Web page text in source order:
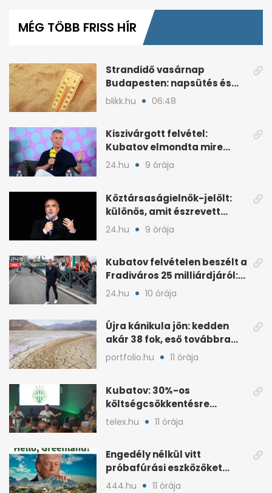
54
seconds
MÉG TÖBB FRISS HÍR
Strandidő vasárnap
Budapesten: napsütés és
akár 33 fok is jöhet
blikk.hu 06:48
Kiszivárgott felvétel:
Kubatov elmondta mire
ment el a Fradiváros 25
milliárd forintja
24.hu 9 órája
Köztársaságielnök-jelölt:
különös, amit észrevett
Török Gábor
24.hu 9 órája
Kubatov felvételen beszélt a
Fradiváros 25 milliárdjáról:
mire ment el
24.hu 10 órája
Újra kánikula jön: kedden
akár 38 fok, eső továbbra
sem várható
portfolio.hu 11 órája
Kubatov: 30%-os
költségcsökkentésre
készülhet a Ferencváros
telex.hu 11 órája
Engedély nélkül vitt
próbafúrási eszközöket
partra a Trump-közeli cég
444.hu 11 órája